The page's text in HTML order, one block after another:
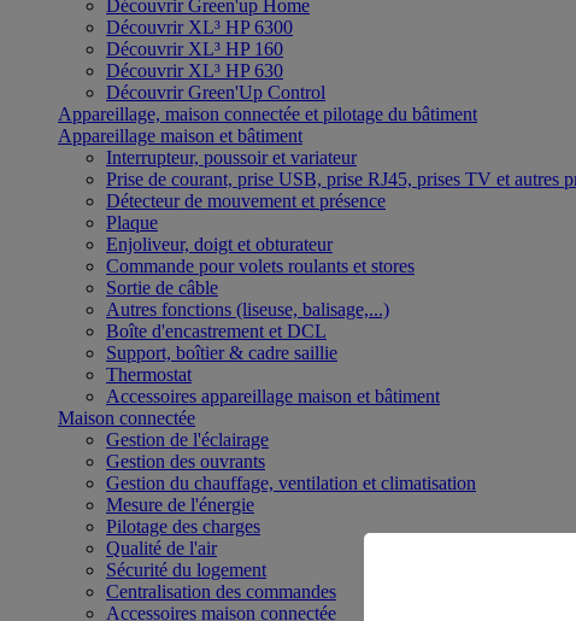
Découvrir Green'up Home
Découvrir XL³ HP 6300
Découvrir XL³ HP 160
Découvrir XL³ HP 630
Découvrir Green'Up Control
Appareillage, maison connectée et pilotage du bâtiment
Appareillage maison et bâtiment
Interrupteur, poussoir et variateur
Prise de courant, prise USB, prise RJ45, prises TV et autres
Détecteur de mouvement et présence
Plaque
Enjoliveur, doigt et obturateur
Commande pour volets roulants et stores
Sortie de câble
Autres fonctions (liseuse, balisage,...)
Boîte d'encastrement et DCL
Support, boîtier & cadre saillie
Thermostat
Accessoires appareillage maison et bâtiment
Maison connectée
Gestion de l'éclairage
Gestion des ouvrants
Gestion du chauffage, ventilation et climatisation
Mesure de l'énergie
Pilotage des charges
Qualité de l'air
Sécurité du logement
Centralisation des commandes
Accessoires maison connectée